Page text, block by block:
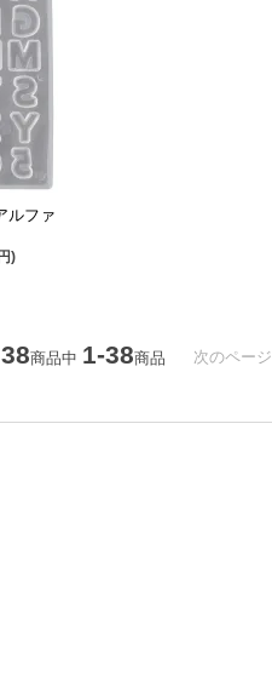
ファ
)
38商品中 1-38商品 次のページ